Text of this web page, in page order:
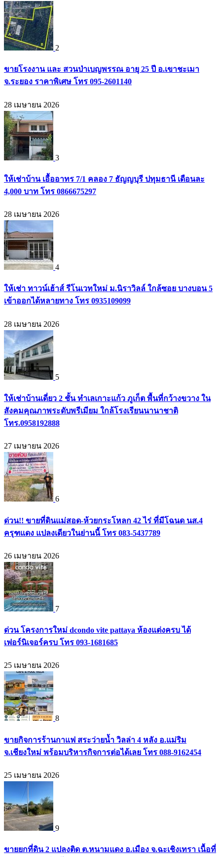
2
ขายโรงงาน และ สวนป่าเบญพรรณ อายุ 25 ปี อ.เขาชะเมา
จ.ระยอง ราคาพิเศษ โทร 095-2601140
28 เมษายน 2026
3
ให้เช่าบ้าน เอื้ออาทร 7/1 คลอง 7 ธัญญบุรี ปทุมธานี เดือนละ
4,000 บาท โทร 0866675297
28 เมษายน 2026
4
ให้เช่า ทาวน์เฮ้าส์ รีโนเวทใหม่ ม.นิราวิลล์ ใกล้ซอย บางบอน 5
เข้าออกได้หลายทาง โทร 0935109099
28 เมษายน 2026
5
ให้เช่าบ้านเดี่ยว 2 ชั้น ทำเลเกาะแก้ว ภูเก็ต พื้นที่กว้างขวาง ใน
สังคมคุณภาพระดับพรีเมียม ใกล้โรงเรียนนานาชาติ
โทร.0958192888
27 เมษายน 2026
6
ด่วน!! ขายที่ดินแม่สอด-ห้วยกระโหลก 42 ไร่ ที่มีโฉนด นส.4
ครุฑแดง แปลงเดียวในย่านนี้ โทร 083-5437789
26 เมษายน 2026
7
ด่วน โครงการใหม่ dcondo vite pattaya ห้องแต่งครบ ได้
เฟอร์นิเจอร์ครบ โทร 093-1681685
25 เมษายน 2026
8
ขายกิจการร้านกาแฟ สระว่ายน้ำ วิลล่า 4 หลัง อ.แม่ริม
จ.เชียงใหม่ พร้อมบริหารกิจการต่อได้เลย โทร 088-9162454
25 เมษายน 2026
9
ขายยกที่ดิน 2 แปลงติด ต.หนามแดง อ.เมือง จ.ฉะเชิงเทรา เนื้อที่